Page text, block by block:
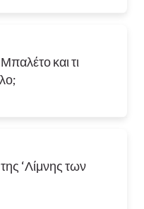
και τι
‘Λίμνης των